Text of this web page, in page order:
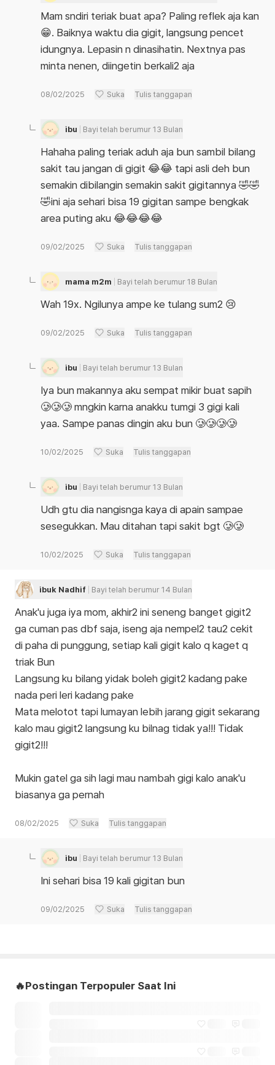
Mam sndiri teriak buat apa? Paling reflek aja kan
😁. Baiknya waktu dia gigit, langsung pencet
idungnya. Lepasin n dinasihatin. Nextnya pas
minta nenen, diingetin berkali2 aja
08/02/2025 Suka Tulis tanggapan
ibu Bayi telah berumur 13 Bulan
Hahaha paling teriak aduh aja bun sambil bilang
sakit tau jangan di gigit 😂😂 tapi asli deh bun
semakin dibilangin semakin sakit gigitannya 🤣🤣
🤣ini aja sehari bisa 19 gigitan sampe bengkak
area puting aku 😂😂😂😂
09/02/2025 Suka Tulis tanggapan
mama m2m Bayi telah berumur 18 Bulan
Wah 19x. Ngilunya ampe ke tulang sum2 😢
09/02/2025 Suka Tulis tanggapan
ibu Bayi telah berumur 13 Bulan
Iya bun makannya aku sempat mikir buat sapih
🥲🥲🥲 mngkin karna anakku tumgi 3 gigi kali
yaa. Sampe panas dingin aku bun 🥲🥲🥲🥲
10/02/2025 Suka Tulis tanggapan
ibu Bayi telah berumur 13 Bulan
Udh gtu dia nangisnga kaya di apain sampae
sesegukkan. Mau ditahan tapi sakit bgt 🥲🥲
10/02/2025 Suka Tulis tanggapan
ibuk Nadhif Bayi telah berumur 14 Bulan
Anak'u juga iya mom, akhir2 ini seneng banget gigit2
ga cuman pas dbf saja, iseng aja nempel2 tau2 cekit
di paha di punggung, setiap kali gigit kalo q kaget q
triak Bun
Langsung ku bilang yidak boleh gigit2 kadang pake
nada peri leri kadang pake
Mata melotot tapi lumayan lebih jarang gigit sekarang
kalo mau gigit2 langsung ku bilnag tidak ya!!! Tidak
gigit2!!!
Mukin gatel ga sih lagi mau nambah gigi kalo anak'u
biasanya ga pernah
08/02/2025 Suka Tulis tanggapan
ibu Bayi telah berumur 13 Bulan
Ini sehari bisa 19 kali gigitan bun
09/02/2025 Suka Tulis tanggapan
🔥Postingan Terpopuler Saat Ini